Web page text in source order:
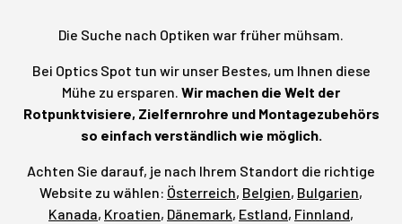
Die Suche nach Optiken war früher mühsam.
Bei Optics Spot tun wir unser Bestes, um Ihnen diese
Mühe zu ersparen. Wir machen die Welt der
Rotpunktvisiere, Zielfernrohre und Montagezubehörs
so einfach verständlich wie möglich.
Achten Sie darauf, je nach Ihrem Standort die richtige
Website zu wählen: Österreich, Belgien, Bulgarien,
Kanada, Kroatien, Dänemark, Estland, Finnland,